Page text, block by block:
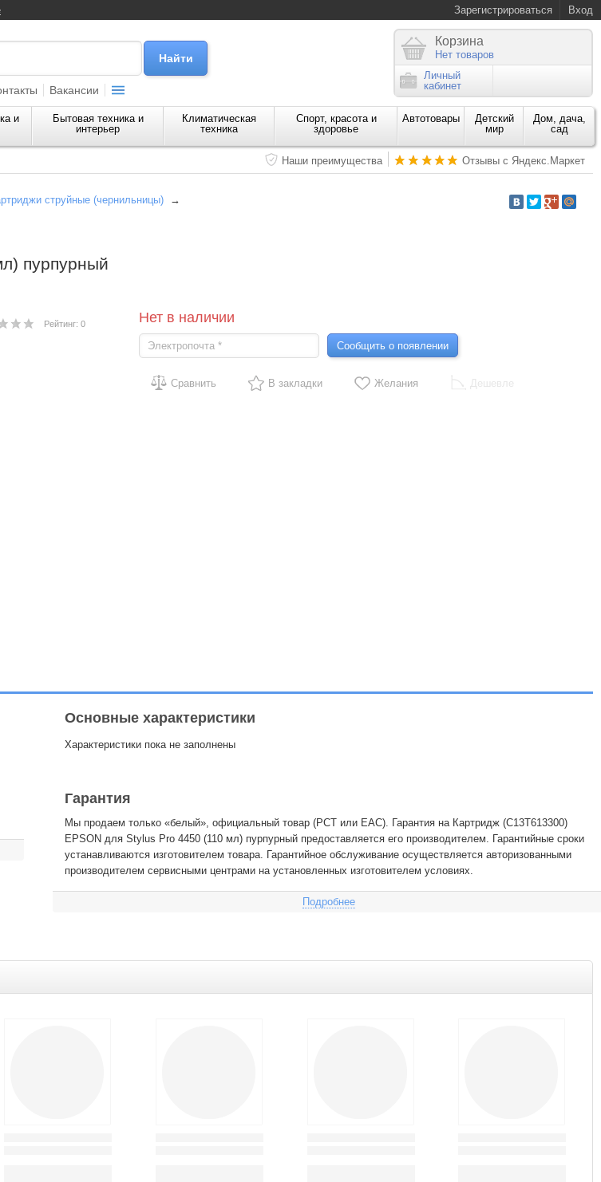
Зарегистрироваться Вход
Вакансии
Корзина
Нет товаров
Личный
кабинет
и
Бытовая техника и
интерьер
Климатическая
техника
Спорт, красота и
здоровье
Автотовары
Детский
мир
Дом, дача,
сад
Наши преимущества Отзывы с Яндекс.Маркет
струйные (чернильницы) →
пурпурный
Рейтинг: 0 Нет в наличии
Сообщить о появлении
Сравнить В закладки Желания Дешевле
Основные характеристики
Характеристики пока не заполнены
Гарантия
Мы продаем только «белый», официальный товар (РСТ или EAC). Гарантия на Картридж (C13T613300)
EPSON для Stylus Pro 4450 (110 мл) пурпурный предоставляется его производителем. Гарантийные сроки
устанавливаются изготовителем товара. Гарантийное обслуживание осуществляется авторизованными
производителем сервисными центрами на установленных изготовителем условиях.
Подробнее